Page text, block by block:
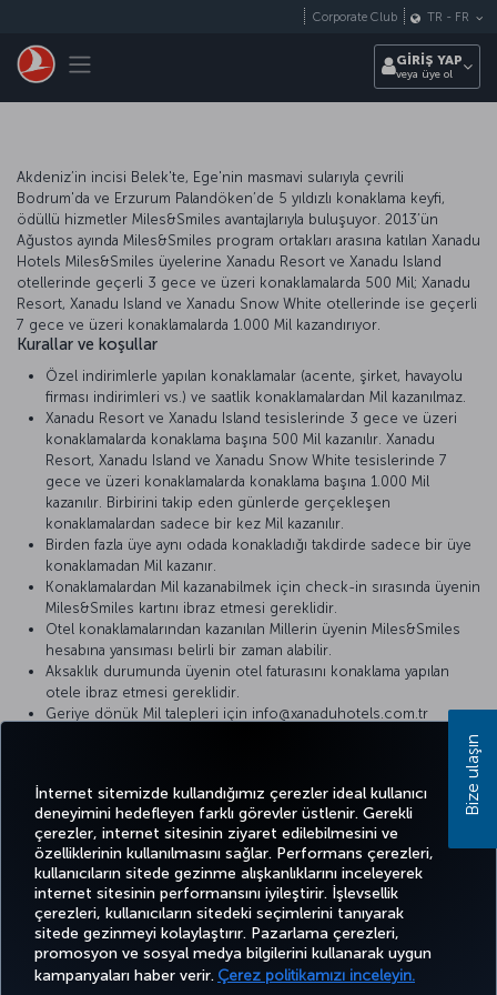
İnternet sitemizde kullandığımız çerezler ideal kullanıcı
deneyimini hedefleyen farklı görevler üstlenir. Gerekli
çerezler, internet sitesinin ziyaret edilebilmesini ve
özelliklerinin kullanılmasını sağlar. Performans çerezleri,
kullanıcıların sitede gezinme alışkanlıklarını inceleyerek
internet sitesinin performansını iyileştirir. İşlevsellik
çerezleri, kullanıcıların sitedeki seçimlerini tanıyarak
sitede gezinmeyi kolaylaştırır. Pazarlama çerezleri,
promosyon ve sosyal medya bilgilerini kullanarak uygun
kampanyaları haber verir. Çerez politikamızı inceleyin.
Toggle navigation
Corporate Club TR - FR
GİRİŞ YAP
veya üye ol
Akdeniz’in incisi Belek'te, Ege'nin masmavi sularıyla çevrili
Bodrum'da ve Erzurum Palandöken’de 5 yıldızlı konaklama keyfi,
ödüllü hizmetler Miles&Smiles avantajlarıyla buluşuyor. 2013’ün
Ağustos ayında Miles&Smiles program ortakları arasına katılan Xanadu
Hotels Miles&Smiles üyelerine Xanadu Resort ve Xanadu Island
otellerinde geçerli 3 gece ve üzeri konaklamalarda 500 Mil; Xanadu
Resort, Xanadu Island ve Xanadu Snow White otellerinde ise geçerli
7 gece ve üzeri konaklamalarda 1.000 Mil kazandırıyor.
Kurallar ve koşullar
Özel indirimlerle yapılan konaklamalar (acente, şirket, havayolu
firması indirimleri vs.) ve saatlik konaklamalardan Mil kazanılmaz.
Xanadu Resort ve Xanadu Island tesislerinde 3 gece ve üzeri
konaklamalarda konaklama başına 500 Mil kazanılır. Xanadu
Resort, Xanadu Island ve Xanadu Snow White tesislerinde 7
gece ve üzeri konaklamalarda konaklama başına 1.000 Mil
kazanılır. Birbirini takip eden günlerde gerçekleşen
konaklamalardan sadece bir kez Mil kazanılır.
Birden fazla üye aynı odada konakladığı takdirde sadece bir üye
konaklamadan Mil kazanır.
Konaklamalardan Mil kazanabilmek için check-in sırasında üyenin
Miles&Smiles kartını ibraz etmesi gereklidir.
Otel konaklamalarından kazanılan Millerin üyenin Miles&Smiles
hesabına yansıması belirli bir zaman alabilir.
Aksaklık durumunda üyenin otel faturasını konaklama yapılan
otele ibraz etmesi gereklidir.
Geriye dönük Mil talepleri için info@xanaduhotels.com.tr
TwitterFacebook
Instagram
YoutubeLinkedIn
TiktokBlogPinterest
BİLET
AL VE
YÖNET
DENEYİM
FIRSATLAR
VE UÇUŞ
NOKTALARI
POPÜLER
UÇUŞLAR
YARDIM
AIRLINES
HOLIDAYS
Bize ulaşın